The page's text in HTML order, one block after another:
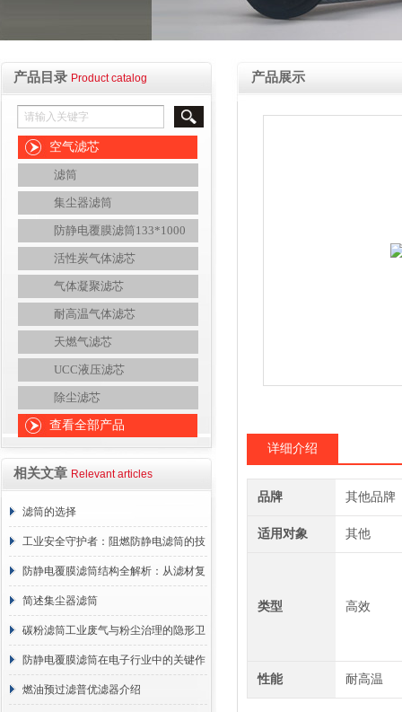
产品目录 Product catalog
空气滤芯
滤筒
集尘器滤筒
防静电覆膜滤筒133*1000
活性炭气体滤芯
气体凝聚滤芯
耐高温气体滤芯
天燃气滤芯
UCC液压滤芯
除尘滤芯
查看全部产品
相关文章 Relevant articles
滤筒的选择
工业安全守护者：阻燃防静电滤筒的技
术原理与应用解析
防静电覆膜滤筒结构全解析：从滤材复
合到整体成型
简述集尘器滤筒
碳粉滤筒工业废气与粉尘治理的隐形卫
士
防静电覆膜滤筒在电子行业中的关键作
用
燃油预过滤普优滤器介绍
产品展示
详细介绍
品牌 其他品牌
适用对象 其他
类型 高效
性能 耐高温